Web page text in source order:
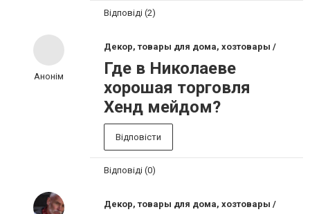
Відповіді (2)
Анонім
Декор, товары для дома, хозтовары /
Где в Николаеве
хорошая торговля
Хенд мейдом?
Відповісти
Відповіді (0)
Декор, товары для дома, хозтовары /